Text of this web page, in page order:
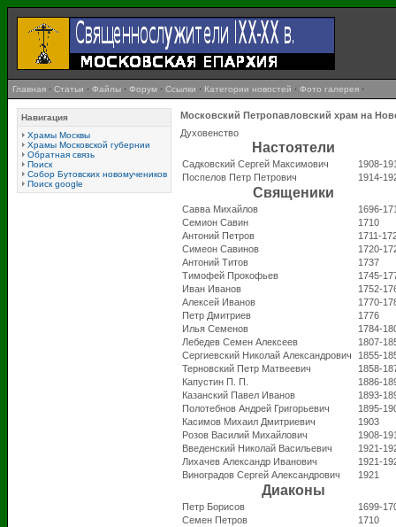
Главная · Статьи · Файлы · Форум · Ссылки · Категории новостей · Фото галерея ·
Навигация
Храмы Москвы
Храмы Московской губернии
Обратная связь
Поиск
Собор Бутовских новомучеников
Поиск google
Московский Петропавловский храм на
Духовенство
Настоятели
Садковский Сергей Максимович
1908-
Поспелов Петр Петрович
1914-
Священики
Савва Михайлов
1696-
Семион Савин
1710
Антоний Петров
1711-
Симеон Савинов
1720-
Антоний Титов
1737
Тимофей Прокофьев
1745-
Иван Иванов
1752-
Алексей Иванов
1770-
Петр Дмитриев
1776
Илья Семенов
1784-
Лебедев Семен Алексеев
1807-
Сергиевский Николай Александрович
1855-
Терновский Петр Матвеевич
1858-
Капустин П. П.
1886-
Казанский Павел Иванов
1893-
Полотебнов Андрей Григорьевич
1895-
Касимов Михаил Дмитриевич
1903
Розов Василий Михайлович
1908-
Введенский Николай Васильевич
1921-
Лихачев Александр Иванович
1921-
Виноградов Сергей Александрович
1921
Диаконы
Петр Борисов
1699-
Семен Петров
1710